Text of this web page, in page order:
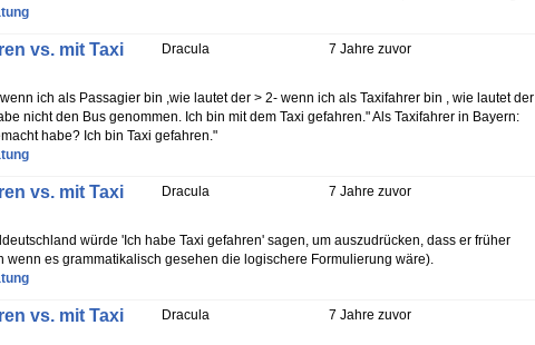
7 Jahre zuvor
Dracula
vs. mit Taxi
ich als Passagier bin ,wie lautet der > 2- wenn ich als Taxifahrer bin , wie lautet der
nicht den Bus genommen. Ich bin mit dem Taxi gefahren." Als Taxifahrer in Bayern:
habe? Ich bin Taxi gefahren."
7 Jahre zuvor
Dracula
vs. mit Taxi
würde 'Ich habe Taxi gefahren' sagen, um auszudrücken, dass er früher
wenn es grammatikalisch gesehen die logischere Formulierung wäre).
7 Jahre zuvor
Dracula
vs. mit Taxi